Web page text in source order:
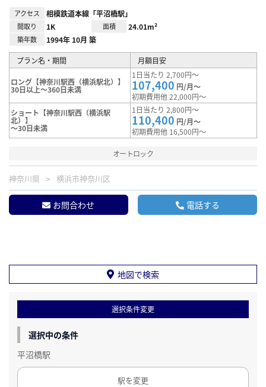
アクセス 相模鉄道本線「平沼橋駅」
間取り 1K 面積 24.01m²
築年数 1994年 10月 築
プラン名・期間 月額目安
ロング【神奈川駅西（横浜駅北）】
30日以上～360日未満
1日当たり 2,700円～
107,400 円/月～
初期費用他 22,000円～
ショート【神奈川駅西（横浜駅
北）】
～30日未満
1日当たり 2,800円～
110,400 円/月～
初期費用他 16,500円～
オートロック
神奈川県 横浜市神奈川区
お問合わせ 電話する
地図で検索
選択条件変更
選択中の条件
平沼橋駅
駅を変更